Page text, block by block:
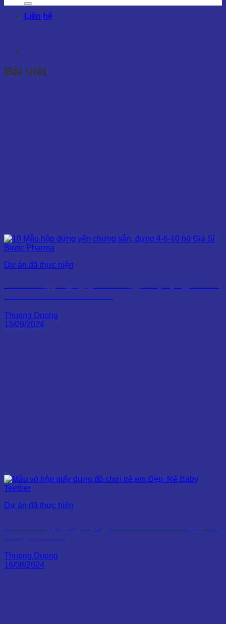
Liên hệ
Nội dung có thẻ
Bài viết
Dự án đã thực hiện
Thuong Duong
13/09/2024
Dự án đã thực hiện
Thuong Duong
16/08/2024